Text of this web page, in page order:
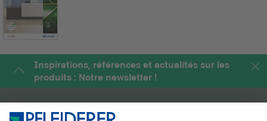
Inspirations, références et actualités sur les
produits : Notre newsletter !